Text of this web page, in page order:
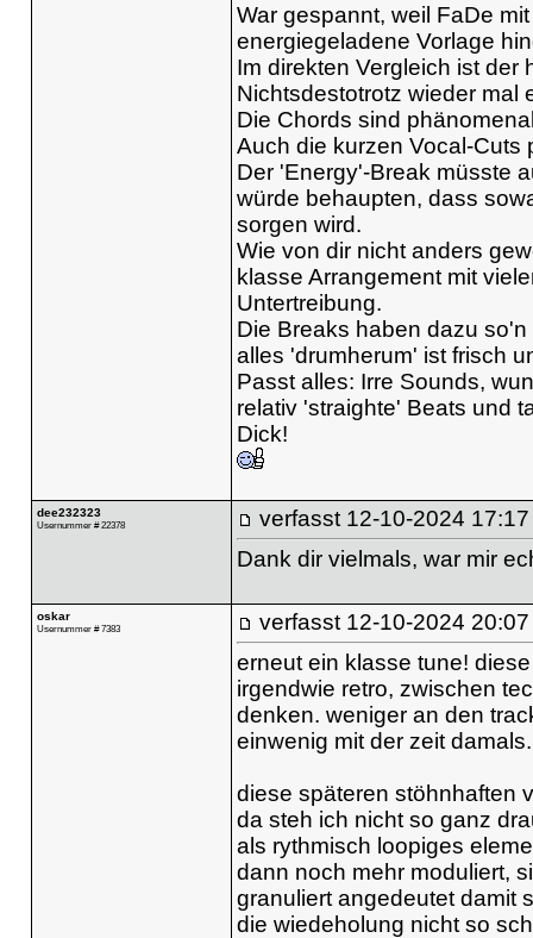
War gespannt, weil FaDe
energiegeladene Vorlage
Im direkten Vergleich ist der
Nichtsdestotrotz wieder mal
Die Chords sind
Auch die kurzen Vocal-Cuts
Der 'Energy'-Break müsste
würde behaupten, dass
sorgen wird.
Wie von dir nicht anders
klasse Arrangement mit
Untertreibung.
Die Breaks haben dazu
alles 'drumherum' ist frisch
Passt alles: Irre Sounds,
relativ 'straighte' Beats und
Dick!
dee232323
Usernummer # 22378 verfasst 12-10-2024 17:17
Dank dir vielmals, war mir
oskar
Usernummer # 7383 verfasst 12-10-2024 20:07
erneut ein klasse tune!
irgendwie retro, zwischen
denken. weniger an den
einwenig mit der zeit damals.
diese späteren stöhnhaften
da steh ich nicht so ganz
als rythmisch loopiges
dann noch mehr moduliert,
granuliert angedeutet damit
die wiedeholung nicht so